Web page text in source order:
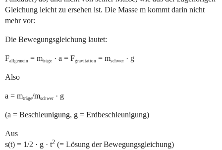
Gleichung leicht zu ersehen ist. Die Masse m kommt darin nicht
mehr vor:
Die Bewegungsgleichung lautet:
Fallgemein = mträge · a = Fgravitation = mschwer · g
Also
a = mträge/mschwer · g
(a = Beschleunigung, g = Erdbeschleunigung)
Aus
s(t) = 1/2 · g · t2 (= Lösung der Bewegungsgleichung)